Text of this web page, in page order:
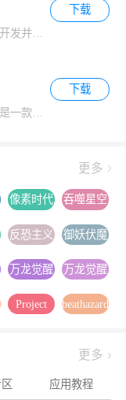
我本千金是一款由爱的番茄开发并发行的女性向
下载
下载
更多
像素时代
版下载
吞噬星空
反恐主义
官方版下
载
御妖伏魔
载
万龙觉醒
万龙觉醒
下载
Project
beathazard2
更多
应用教程